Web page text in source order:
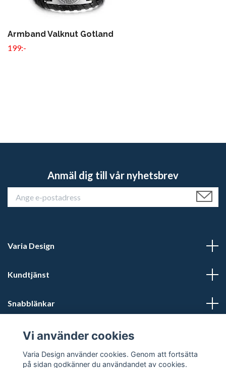
Armband Valknut Gotland
199:-
Anmäl dig till vår nyhetsbrev
Varia Design
Kundtjänst
Snabblänkar
Sociala medier
Vi använder cookies
Varia Design använder cookies. Genom att fortsätta
på sidan godkänner du användandet av cookies.